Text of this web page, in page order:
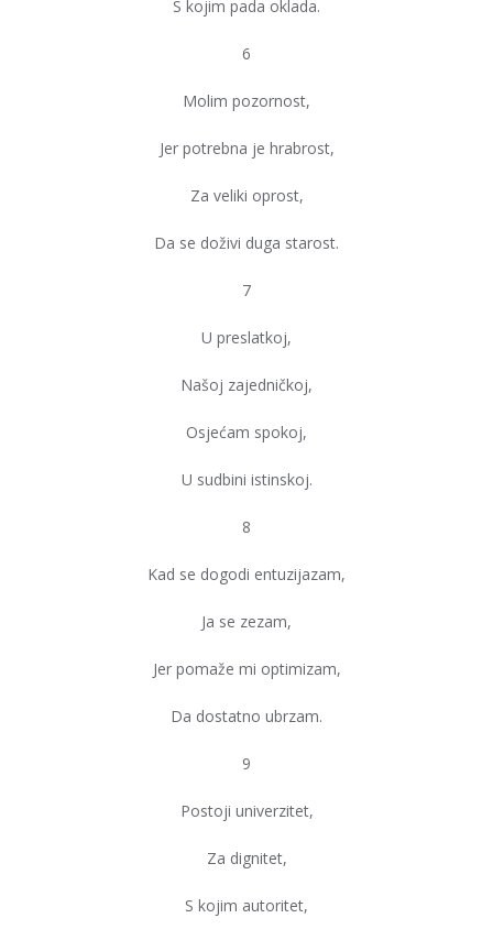
S kojim pada oklada.
6
Molim pozornost,
Jer potrebna je hrabrost,
Za veliki oprost,
Da se doživi duga starost.
7
U preslatkoj,
Našoj zajedničkoj,
Osjećam spokoj,
U sudbini istinskoj.
8
Kad se dogodi entuzijazam,
Ja se zezam,
Jer pomaže mi optimizam,
Da dostatno ubrzam.
9
Postoji univerzitet,
Za dignitet,
S kojim autoritet,